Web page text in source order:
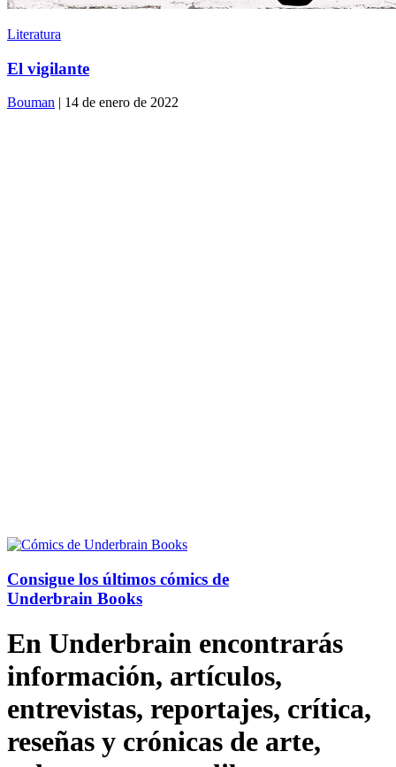
Literatura
El vigilante
Bouman | 14 de enero de 2022
Consigue los últimos cómics de
Underbrain Books
En Underbrain encontrarás
información, artículos,
entrevistas, reportajes, crítica,
reseñas y crónicas de arte,